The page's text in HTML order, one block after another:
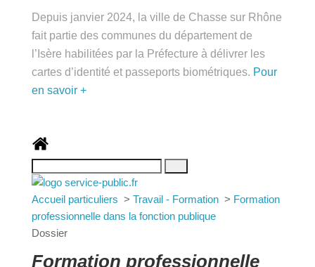
Depuis janvier 2024, la ville de Chasse sur Rhône
fait partie des communes du département de
l’Isère habilitées par la Préfecture à délivrer les
cartes d’identité et passeports biométriques.Pour
en savoir +
Accueil particuliers> Travail - Formation >
Formation professionnelle dans la fonction
publique